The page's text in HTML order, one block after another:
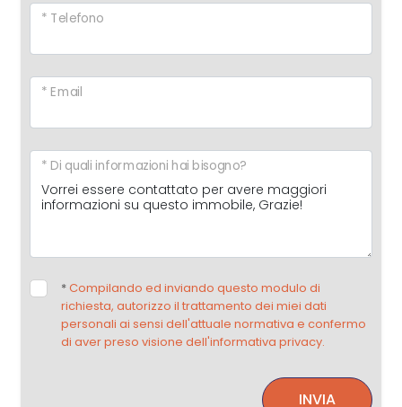
* Telefono
* Email
* Di quali informazioni hai bisogno?
*Compilando ed inviando questo modulo di
richiesta, autorizzo il trattamento dei miei dati
personali ai sensi dell'attuale normativa e confermo
di aver preso visione dell'informativa privacy.
INVIA